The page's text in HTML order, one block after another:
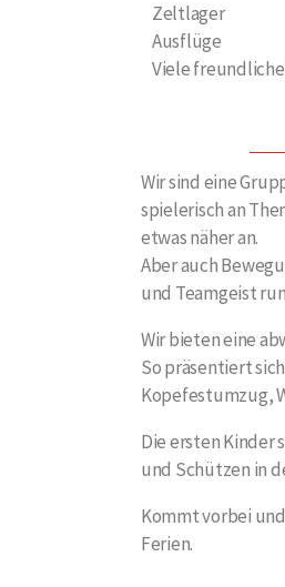
Zeltlager
Ausflüge
Viele
Wir sind eine
spielerisch an
etwas näher an.
Aber auch
und Teamgeist
Wir bieten eine
So präsentiert
Kopefestumzug,
Die ersten Kinder
und Schützen in
Kommt vorbei
Ferien.